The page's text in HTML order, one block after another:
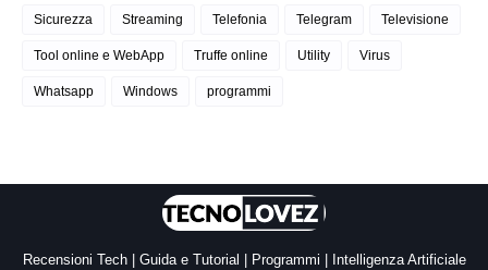
Sicurezza Streaming Telefonia Telegram Televisione
Tool online e WebApp Truffe online Utility Virus
Whatsapp Windows programmi
Recensioni Tech | Guida e Tutorial | Programmi | Intelligenza Artificiale